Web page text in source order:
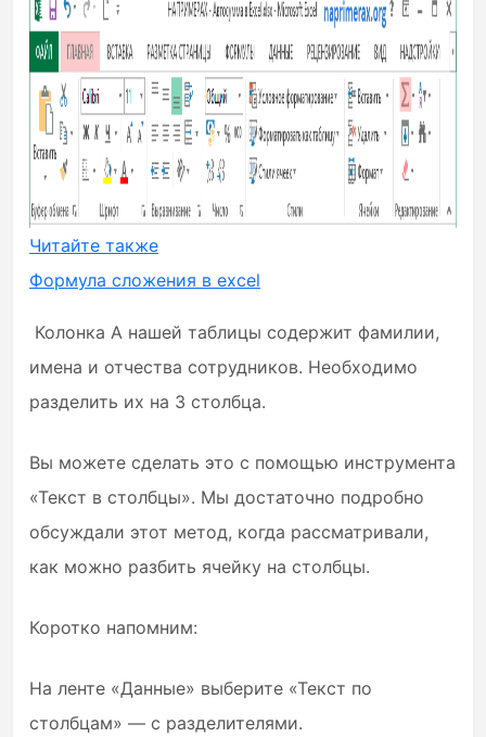
Читайте также
Формула сложения в excel
Колонка А нашей таблицы содержит фамилии,
имена и отчества сотрудников. Необходимо
разделить их на 3 столбца.
Вы можете сделать это с помощью инструмента
«Текст в столбцы». Мы достаточно подробно
обсуждали этот метод, когда рассматривали,
как можно разбить ячейку на столбцы.
Коротко напомним:
На ленте «Данные» выберите «Текст по
столбцам» — с разделителями.